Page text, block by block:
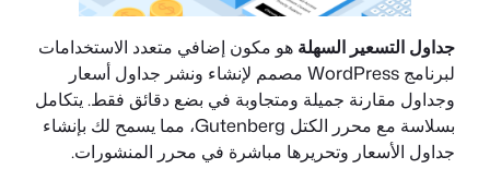
جداول التسعير السهلة هو مكون إضافي متعدد الاستخدامات
لبرنامج WordPress مصمم لإنشاء ونشر جداول أسعار
وجداول مقارنة جميلة ومتجاوبة في بضع دقائق فقط. يتكامل
بسلاسة مع محرر الكتل Gutenberg، مما يسمح لك بإنشاء
جداول الأسعار وتحريرها مباشرة في محرر المنشورات.